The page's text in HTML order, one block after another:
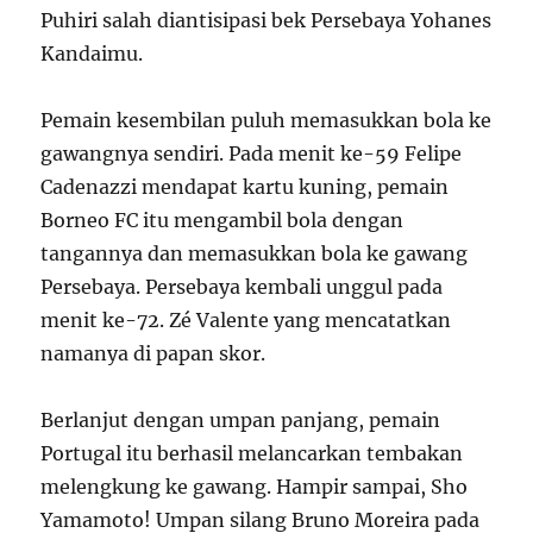
Puhiri salah diantisipasi bek Persebaya Yohanes
Kandaimu.
Pemain kesembilan puluh memasukkan bola ke
gawangnya sendiri. Pada menit ke-59 Felipe
Cadenazzi mendapat kartu kuning, pemain
Borneo FC itu mengambil bola dengan
tangannya dan memasukkan bola ke gawang
Persebaya. Persebaya kembali unggul pada
menit ke-72. Zé Valente yang mencatatkan
namanya di papan skor.
Berlanjut dengan umpan panjang, pemain
Portugal itu berhasil melancarkan tembakan
melengkung ke gawang. Hampir sampai, Sho
Yamamoto! Umpan silang Bruno Moreira pada